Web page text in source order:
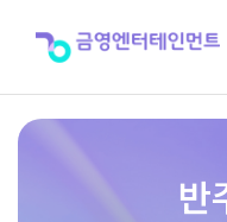
반